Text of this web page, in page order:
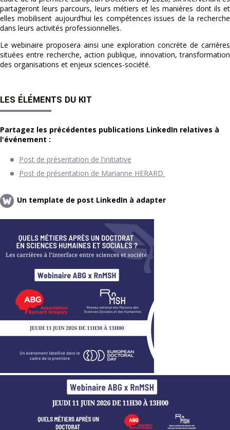
partageront leurs parcours, leurs métiers et les manières dont ils et
elles mobilisent aujourd’hui les compétences issues de la recherche
dans leurs activités professionnelles.
Le webinaire proposera ainsi une exploration concrète de carrières
situées entre recherche, action publique, innovation, transformation
des organisations et enjeux sciences-société.
LES ÉLÉMENTS DU KIT
Partagez les précédentes publications LinkedIn relatives à
l'événement :
Post de présentation de l'initiative
Post de présentation de Marianne HERARD
Un template de post LinkedIn à adapter